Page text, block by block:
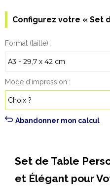
Configurez votre « Set
Format (taille)
Mode d'impression
Abandonner mon calcul